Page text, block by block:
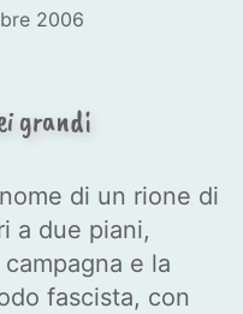
2006
grandi
di un rione di
a due piani,
e la
fascista, con